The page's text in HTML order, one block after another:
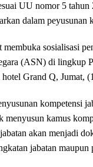
UU nomor 5
dalam peyusunan
sosialisasi
(ASN) di lingkup
Grand Q, Jumat,
kompetensi
menyusun kamus
akan menjadi
jabatan maupun